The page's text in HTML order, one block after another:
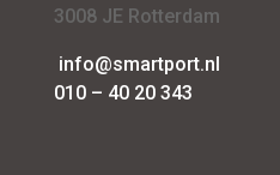
3008 JE Rotterdam
info@smartport.nl
010 – 40 20 343